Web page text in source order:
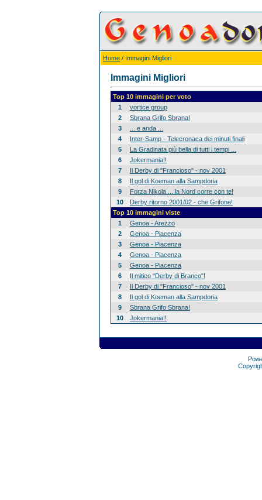
Home / Immagini Migliori
Immagini Migliori
Top 10 immagini per voto
1
vortice group
2
Sbrana Grifo Sbrana!
3
... e anda ...
4
Inter-Samp - Telecronaca dei minuti finali
5
La Gradinata più bella di tutti i tempi ...
6
Jokermania!!
7
Il Derby di "Francioso" - nov 2001
8
Il gol di Koeman alla Sampdoria
9
Forza Nikola ... la Nord corre con te!
10
Derby ritorno 2001/02 - che Grifone!
Top 10 immagini viste
1
Genoa - Arezzo
2
Genoa - Piacenza
3
Genoa - Piacenza
4
Genoa - Piacenza
5
Genoa - Piacenza
6
Il mitico "Derby di Branco"!
7
Il Derby di "Francioso" - nov 2001
8
Il gol di Koeman alla Sampdoria
9
Sbrana Grifo Sbrana!
10
Jokermania!!